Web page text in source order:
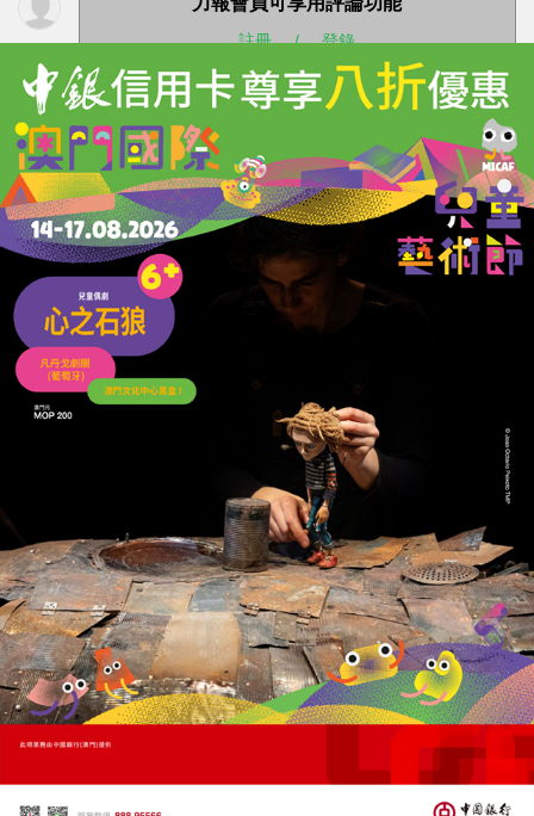
註冊 / 登錄
收藏 分享
上一篇 : 支持居民生育
下一篇 : 推出舉措帶動本澳體育產業發展
相關新聞
在模擬月壤成功種茶
科學家下一步研發「太空水稻」
25/09/2025